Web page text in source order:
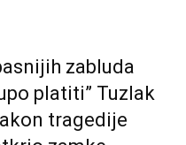
zabluda
platiti” Tuzlak
tragedije